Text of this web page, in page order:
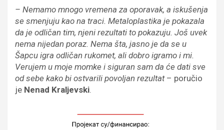
– Nemamo mnogo vremena za oporavak, a iskušenja
se smenjuju kao na traci. Metaloplastika je pokazala
da je odličan tim, njeni rezultati to pokazuju. Još uvek
nema nijedan poraz. Nema šta, jasno je da se u
Šapcu igra odličan rukomet, ali dobro igramo i mi.
Verujem u moje momke i siguran sam da će dati sve
od sebe kako bi ostvarili povoljan rezultat– poručio
je Nenad Kraljevski.